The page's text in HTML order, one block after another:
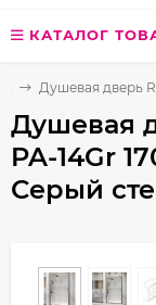
КАТАЛОГ
Душевая дверь
Душевая
PA-14Gr
Серый